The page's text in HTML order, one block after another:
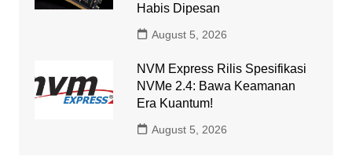
Habis Dipesan
August 5, 2026
NVM Express Rilis Spesifikasi
NVMe 2.4: Bawa Keamanan
Era Kuantum!
August 5, 2026